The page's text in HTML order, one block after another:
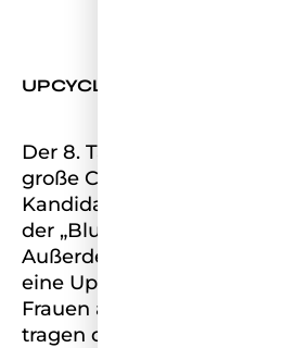
UPCYCLE CHALLENGE MIT
Der 8. Tag im Miss Germany
große C&A Tag. Zusammen
Kandidatinnen wurden Fotos
der „Blue in Green“ Linie,
Außerdem fand Sinne der
eine Upcyle-Challenge statt,
Frauen aus alten Sachen,
tragen durch verschiedene